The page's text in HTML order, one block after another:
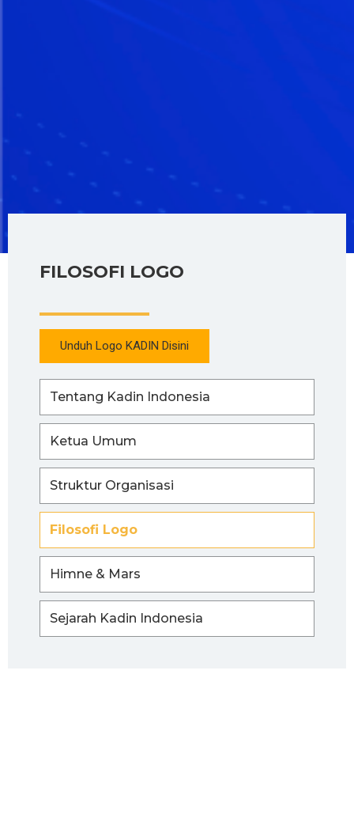
FILOSOFI LOGO
Unduh Logo KADIN Disini
Tentang Kadin Indonesia
Ketua Umum
Struktur Organisasi
Filosofi Logo
Himne & Mars
Sejarah Kadin Indonesia